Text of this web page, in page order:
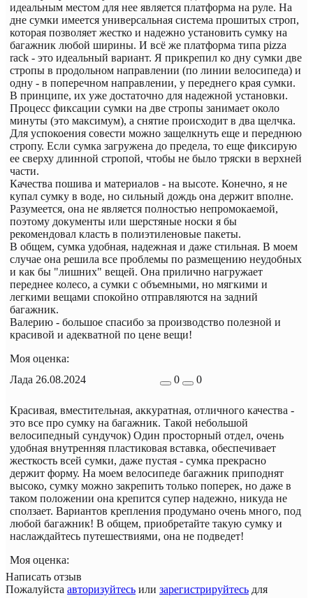
идеальным местом для нее является платформа на руле. На
дне сумки имеется универсальная система прошитых строп,
которая позволяет жестко и надежно установить сумку на
багажник любой ширины. И всё же платформа типа pizza
rack - это идеальный вариант. Я прикрепил ко дну сумки две
стропы в продольном направлении (по линии велосипеда) и
одну - в поперечном направлении, у переднего края сумки.
В принципе, их уже достаточно для надежной установки.
Процесс фиксации сумки на две стропы занимает около
минуты (это максимум), а снятие происходит в два щелчка.
Для успокоения совести можно защелкнуть еще и переднюю
стропу. Если сумка загружена до предела, то еще фиксирую
ее сверху длинной стропой, чтобы не было тряски в верхней
части.
Качества пошива и материалов - на высоте. Конечно, я не
купал сумку в воде, но сильный дождь она держит вполне.
Разумеется, она не является полностью непромокаемой,
поэтому документы или шерстяные носки я бы
рекомендовал класть в полиэтиленовые пакеты.
В общем, сумка удобная, надежная и даже стильная. В моем
случае она решила все проблемы по размещению неудобных
и как бы "лишних" вещей. Она прилично нагружает
переднее колесо, а сумки с объемными, но мягкими и
легкими вещами спокойно отправляются на задний
багажник.
Валерию - большое спасибо за производство полезной и
красивой и адекватной по цене вещи!
Моя оценка:
Лада 26.08.2024 0 0
Красивая, вместительная, аккуратная, отличного качества -
это все про сумку на багажник. Такой небольшой
велосипедный сундучок) Один просторный отдел, очень
удобная внутренняя пластиковая вставка, обеспечивает
жесткость всей сумки, даже пустая - сумка прекрасно
держит форму. На моем велосипеде багажник приподнят
высоко, сумку можно закрепить только поперек, но даже в
таком положении она крепится супер надежно, никуда не
сползает. Вариантов крепления продумано очень много, под
любой багажник! В общем, приобретайте такую сумку и
наслаждайтесь путешествиями, она не подведет!
Моя оценка:
Написать отзыв
Пожалуйста авторизуйтесь или зарегистрируйтесь для